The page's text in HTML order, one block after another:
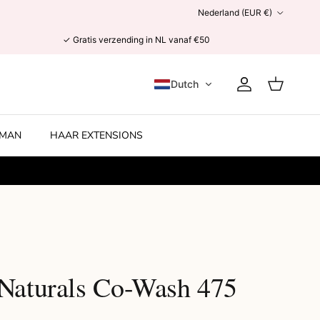
Nederland (EUR €)
✓ Gratis verzending in NL vanaf €50
Dutch AccountWinkelwagen
MAN HAAR EXTENSIONS
Co-Wash 475